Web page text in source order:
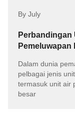
By July
Perbandingan
Pemeluwapan
Dalam dunia
pelbagai jenis
termasuk unit air
besar